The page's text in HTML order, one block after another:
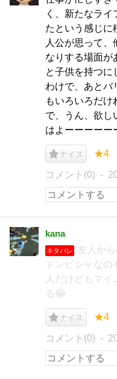
く、新たなラ
たという感じに
人公が思って、
なりする場面が
と子供を持つに
わけで、あとバ
もいろいろだ
で、うん、欲し
はよーーーーー
ナイス ★4
コメント(0)
kana
ネタバレ
友人か
ドンピシャな
人だけどもマ
る😂
ナイス ★4
コメント(0)